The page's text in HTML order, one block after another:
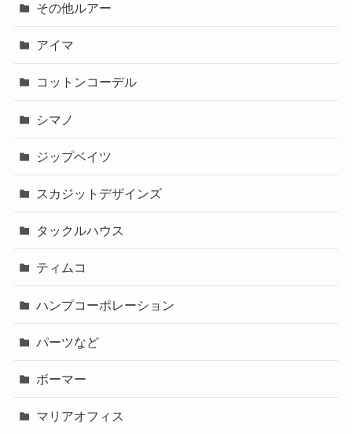
その他ルアー
アイマ
コットンコーデル
シマノ
ジップベイツ
スカジットデザインズ
タックルハウス
ティムコ
ハンプコーポレーション
パーツなど
ボーマー
マリアオフィス